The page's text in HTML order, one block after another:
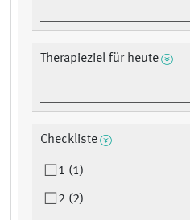
Therapieziel für heute
Checkliste
1 (1)
2 (2)